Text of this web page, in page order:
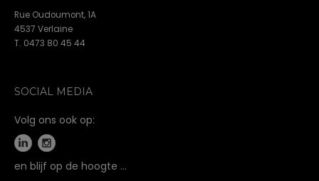
Rue Oudoumont, 1A
4537 Verlaine
T. 0473 80 45 44
SOCIAL MEDIA
Volg ons ook op:
en blijf op de hoogte …